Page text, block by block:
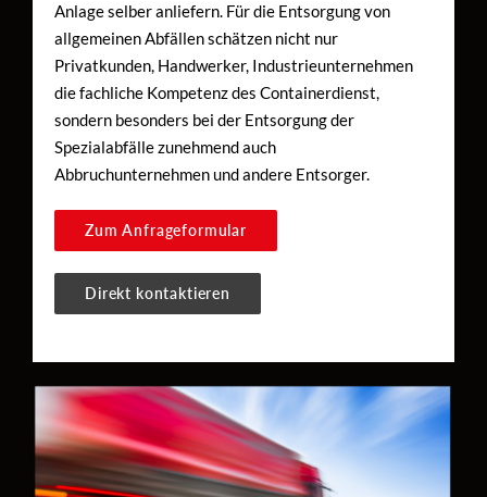
Anlage selber anliefern. Für die Entsorgung von
allgemeinen Abfällen schätzen nicht nur
Privatkunden, Handwerker, Industrieunternehmen
die fachliche Kompetenz des Containerdienst,
sondern besonders bei der Entsorgung der
Spezialabfälle zunehmend auch
Abbruchunternehmen und andere Entsorger.
Zum Anfrageformular
Direkt kontaktieren